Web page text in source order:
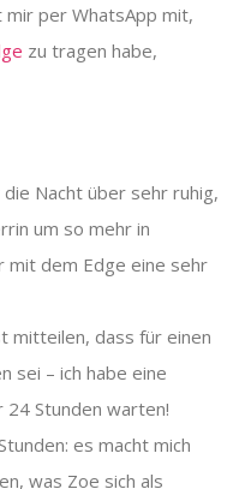
mir per WhatsApp mit,
zu tragen habe,
Nacht über sehr ruhig,
um so mehr in
mit dem Edge eine sehr
mitteilen, dass für einen
sei – ich habe eine
Stunden warten!
es macht mich
was Zoe sich als